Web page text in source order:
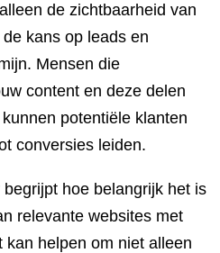
de zichtbaarheid van
kans op leads en
Mensen die
content en deze delen
potentiële klanten
conversies leiden.
hoe belangrijk het is
relevante websites met
helpen om niet alleen